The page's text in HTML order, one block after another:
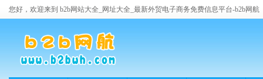
您好，欢迎来到 b2b网站大全_网址大全_最新外贸电子商务免费信息平台-b2b网航